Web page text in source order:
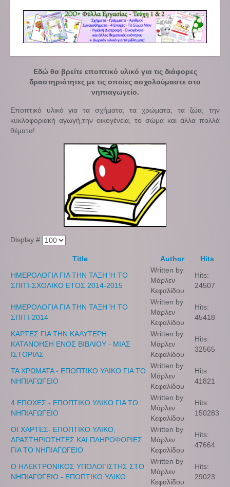
Εδώ θα βρείτε εποπτικό υλικό για τις διάφορες
δραστηριότητες με τις οποίες ασχολούμαστε στο
νηπιαγωγείο.
Εποπτικό υλικό για τα σχήματα, τα χρώματα, τα ζώα, την
κυκλοφοριακή αγωγή,την οικογένεια, το σώμα και άλλα πολλά
θέματα!
Display #
Title Author
Hits
ΗΜΕΡΟΛΟΓΙΑ ΓΙΑ ΤΗΝ ΤΑΞΗ Ή ΤΟ
ΣΠΙΤΙ-ΣΧΟΛΙΚΟ ΕΤΟΣ 2014-2015
Written by
Μάρλεν
Κεφαλίδου
Hits:
24507
ΗΜΕΡΟΛΟΓΙΑ ΓΙΑ ΤΗΝ ΤΑΞΗ Ή ΤΟ
ΣΠΙΤΙ-2014
Written by
Μάρλεν
Κεφαλίδου
Hits:
45418
ΚΑΡΤΕΣ ΓΙΑ ΤΗΝ ΚΑΛΥΤΕΡΗ
ΚΑΤΑΝΟΗΣΗ ΕΝΟΣ ΒΙΒΛΙΟΥ - ΜΙΑΣ
ΙΣΤΟΡΙΑΣ
Written by
Μάρλεν
Κεφαλίδου
Hits:
32565
ΤΑ ΧΡΩΜΑΤΑ - ΕΠΟΠΤΙΚΟ ΥΛΙΚΟ ΓΙΑ ΤΟ
ΝΗΠΙΑΓΩΓΕΙΟ
Written by
Μάρλεν
Κεφαλίδου
Hits:
41821
4 ΕΠΟΧΕΣ - ΕΠΟΠΤΙΚΟ ΥΛΙΚΟ ΓΙΑ ΤΟ
ΝΗΠΙΑΓΩΓΕΙΟ
Written by
Μάρλεν
Κεφαλίδου
Hits:
150283
ΟΙ ΧΑΡΤΕΣ- ΕΠΟΠΤΙΚΟ ΥΛΙΚΟ,
ΔΡΑΣΤΗΡΙΟΤΗΤΕΣ ΚΑΙ ΠΛΗΡΟΦΟΡΙΕΣ
ΓΙΑ ΤΟ ΝΗΠΙΑΓΩΓΕΙΟ
Written by
Μάρλεν
Κεφαλίδου
Hits:
47664
Ο ΗΛΕΚΤΡΟΝΙΚΟΣ ΥΠΟΛΟΓΙΣΤΗΣ ΣΤΟ
ΝΗΠΙΑΓΩΓΕΙΟ - ΕΠΟΠΤΙΚΟ ΥΛΙΚΟ
Written by
Μάρλεν
Κεφαλίδου
Hits:
29023